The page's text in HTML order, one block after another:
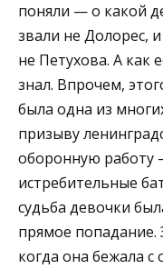
поняли — о какой
звали не Долорес,
не Петухова. А как
знал. Впрочем,
была одна из
призыву
оборонную работу
истребительные
судьба девочки
прямое попадание.
когда она бежала